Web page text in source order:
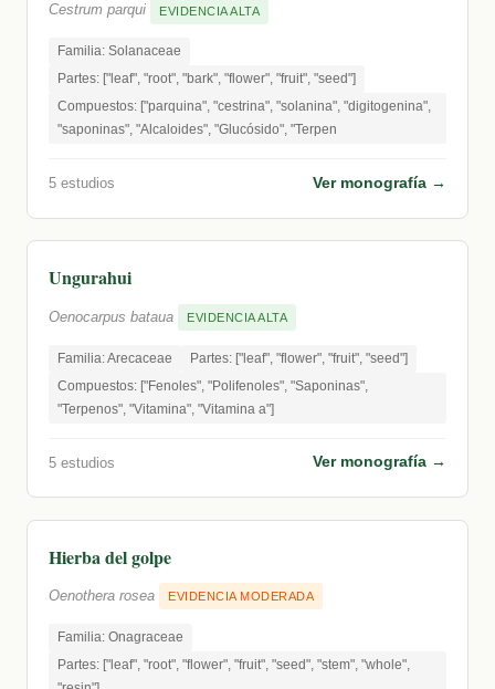
Cestrum parqui EVIDENCIA ALTA
Familia: Solanaceae
Partes: ["leaf", "root", "bark", "flower", "fruit", "seed"]
Compuestos: ["parquina", "cestrina", "solanina", "digitogenina",
"saponinas", "Alcaloides", "Glucósido", "Terpen
5 estudios Ver monografía →
Ungurahui
Oenocarpus bataua EVIDENCIA ALTA
Familia: Arecaceae
Partes: ["leaf", "flower", "fruit", "seed"]
Compuestos: ["Fenoles", "Polifenoles", "Saponinas",
"Terpenos", "Vitamina", "Vitamina a"]
5 estudios Ver monografía →
Hierba del golpe
Oenothera rosea EVIDENCIA MODERADA
Familia: Onagraceae
Partes: ["leaf", "root", "flower", "fruit", "seed", "stem", "whole",